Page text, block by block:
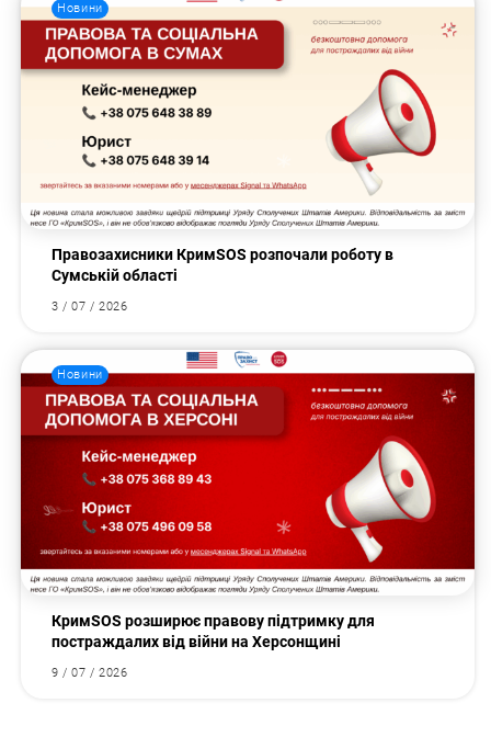
Новини
Правозахисники КримSOS розпочали роботу в
Сумській області
3 / 07 / 2026
Новини
КримSOS розширює правову підтримку для
постраждалих від війни на Херсонщині
9 / 07 / 2026